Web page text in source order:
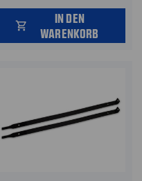
shopping_cart
IN DEN
WARENKORB